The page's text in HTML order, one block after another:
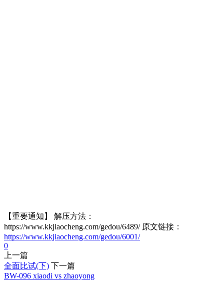
【重要通知】 解压方法：
https://www.kkjiaocheng.com/gedou/6489/ 原文链接：
https://www.kkjiaocheng.com/gedou/6001/
0
上一篇
全面比试(下) 下一篇
BW-096 xiaodi vs zhaoyong